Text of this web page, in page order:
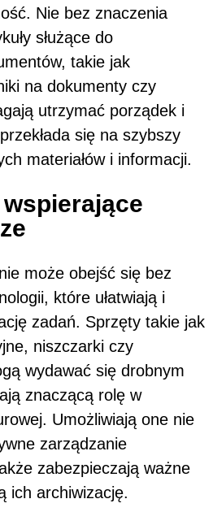
Nie bez znaczenia
służące do
takie jak
na dokumenty czy
utrzymać porządek i
się na szybszy
materiałów i informacji.
może obejść się bez
które ułatwiają i
zadań. Sprzęty takie jak
niszczarki czy
wydawać się drobnym
znaczącą rolę w
Umożliwiają one nie
zarządzanie
zabezpieczają ważne
ich archiwizację.